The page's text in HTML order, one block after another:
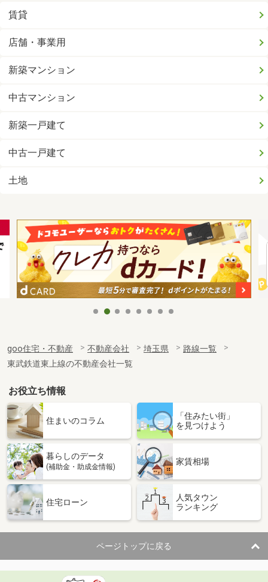
賃貸
店舗・事業用
新築マンション
中古マンション
新築一戸建て
中古一戸建て
土地
goo住宅・不動産 不動産会社 埼玉県
路線一覧
東武鉄道東上線の不動産会社一覧
お役立ち情報
住まいのコラム
「住みたい街」
を見つけよう
暮らしのデータ
(補助金・助成金情報)
家賃相場
住宅ローン
人気タウン
ランキング
ページトップに戻る